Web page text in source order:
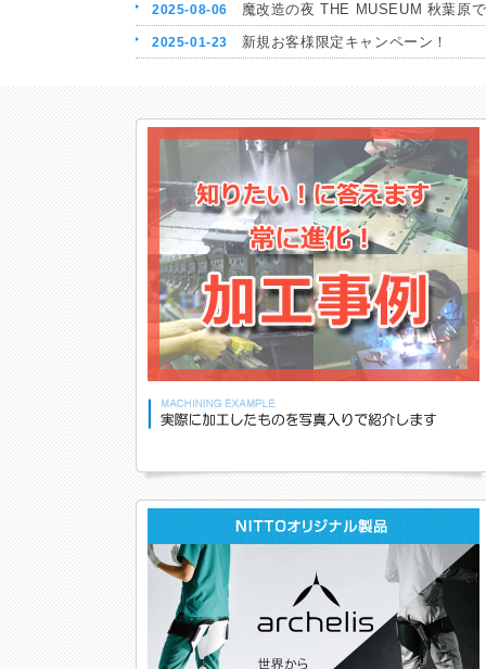
2025-08-06 魔改造の夜 THE MUSEUM 秋葉原
2025-01-23 新規お客様限定キャンペーン！